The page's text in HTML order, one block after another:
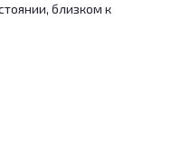
близком к